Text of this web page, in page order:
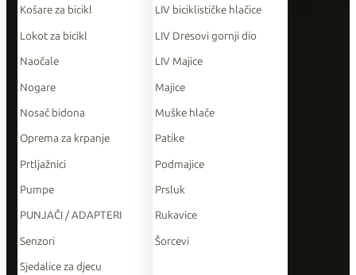
Košare za bicikl
Lokot za bicikl
Naočale
Nogare
Nosač bidona
Oprema za krpanje
Prtljažnici
Pumpe
PUNJAČI / ADAPTERI
Senzori
Sjedalice za djecu
LIV biciklističke hlačice
LIV Dresovi gornji dio
LIV Majice
Majice
Muške hlače
Patike
Podmajice
Prsluk
Rukavice
Šorcevi